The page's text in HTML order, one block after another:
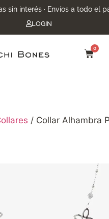
sin interés · Envíos a todo el
LOGIN
0
/ Collar Alhambra